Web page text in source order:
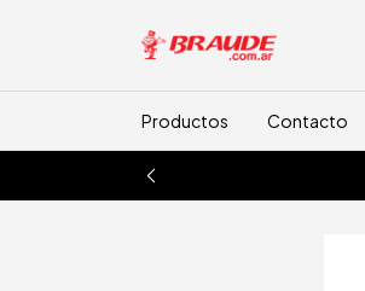
Productos Contacto